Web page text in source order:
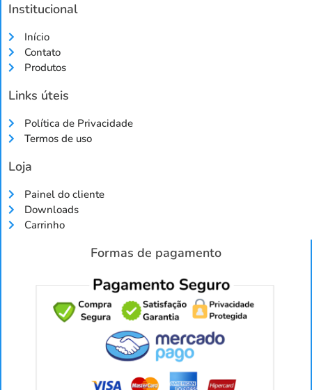
Institucional
Início
Contato
Produtos
Links úteis
Política de Privacidade
Termos de uso
Loja
Painel do cliente
Downloads
Carrinho
Formas de pagamento